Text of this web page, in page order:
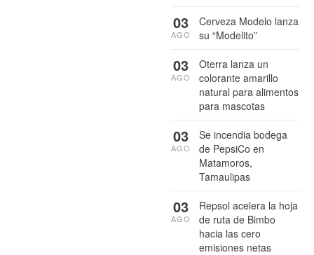
Cerveza Modelo lanza
su “Modelito”
03
AGO
Oterra lanza un
colorante amarillo
natural para alimentos
para mascotas
03
AGO
Se incendia bodega
de PepsiCo en
Matamoros,
Tamaulipas
03
AGO
Repsol acelera la hoja
de ruta de Bimbo
hacia las cero
emisiones netas
03
AGO